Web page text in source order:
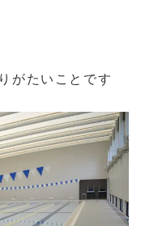
がたいことです